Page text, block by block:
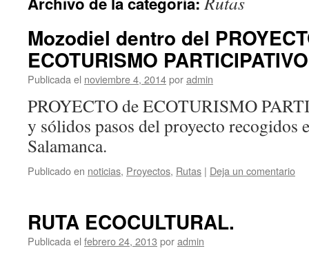
Mozodiel dentro del
ECOTURISMO PARTICIPATIVO
Publicada el noviembre 4, 2014poradmin
PROYECTO de ECOTURISMO
y sólidos pasos del proyecto recogidos
Salamanca.
Publicado en noticias, Proyectos, Rutas | Deja un comentario
RUTA ECOCULTURAL.
Publicada el febrero 24, 2013 poradmin